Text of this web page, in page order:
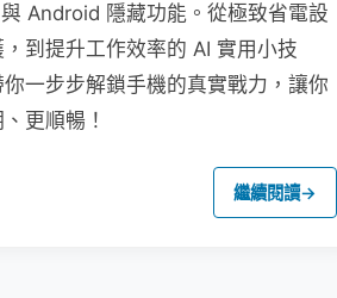
Android 隱藏功能。從極致省電設
到提升工作效率的 AI 實用小技
一步步解鎖手機的真實戰力，讓你
更順暢！
繼續閱讀→